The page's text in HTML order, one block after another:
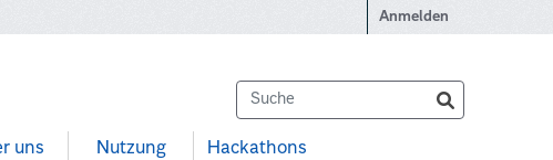
Anmelden
uns Nutzung Hackathons